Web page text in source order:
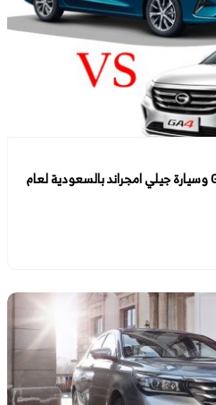
مقارنة شاملة بين سيارة GAC GA4 وسيارة جيلي امجراند بالسعودية لعام